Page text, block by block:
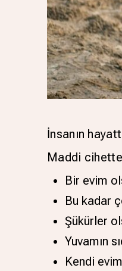
İnsanın
Maddi
Bir evim
Bu kadar
Şükürler
Yuvamın
Kendi